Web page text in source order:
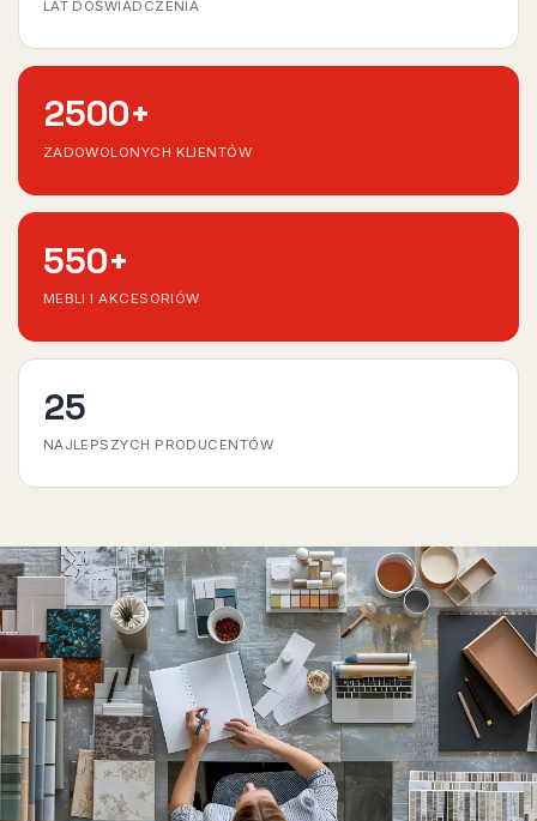
LAT DOŚWIADCZENIA
2500+
ZADOWOLONYCH KLIENTÓW
550+
MEBLI I AKCESORIÓW
25
NAJLEPSZYCH PRODUCENTÓW